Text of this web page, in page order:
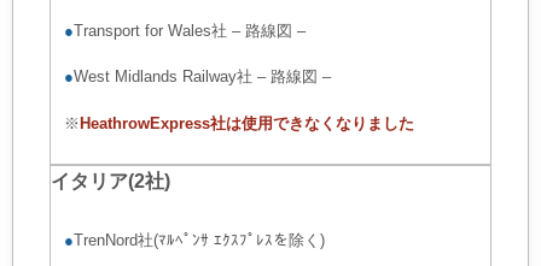
●Transport for Wales社 – 路線図 –
●West Midlands Railway社 – 路線図 –
※HeathrowExpress社は使用できなくなりました
イタリア(2社)
●TrenNord社(ﾏﾙﾍﾟﾝｻ ｴｸｽﾌﾟﾚｽを除く)